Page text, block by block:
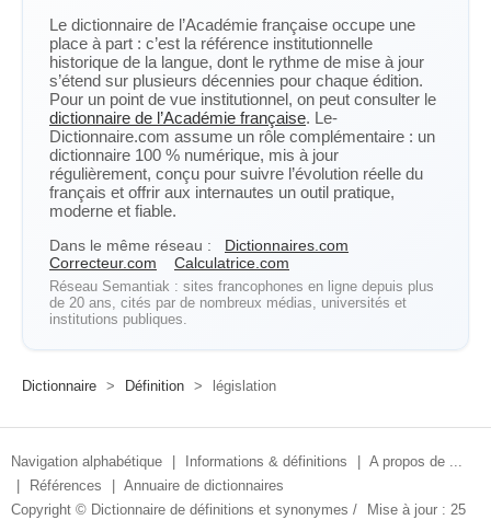
Le dictionnaire de l’Académie française occupe une
place à part : c’est la référence institutionnelle
historique de la langue, dont le rythme de mise à jour
s’étend sur plusieurs décennies pour chaque édition.
Pour un point de vue institutionnel, on peut consulter le
dictionnaire de l’Académie française. Le-
Dictionnaire.com assume un rôle complémentaire : un
dictionnaire 100 % numérique, mis à jour
régulièrement, conçu pour suivre l’évolution réelle du
français et offrir aux internautes un outil pratique,
moderne et fiable.
Dans le même réseau :
Dictionnaires.com
Correcteur.com
Calculatrice.com
Réseau Semantiak : sites francophones en ligne depuis plus
de 20 ans, cités par de nombreux médias, universités et
institutions publiques.
Dictionnaire > Définition > législation
Navigation alphabétique Informations & définitions
A propos de ...
Références
Annuaire de dictionnaires
Copyright © Dictionnaire de définitions et synonymes / Mise à jour : 25